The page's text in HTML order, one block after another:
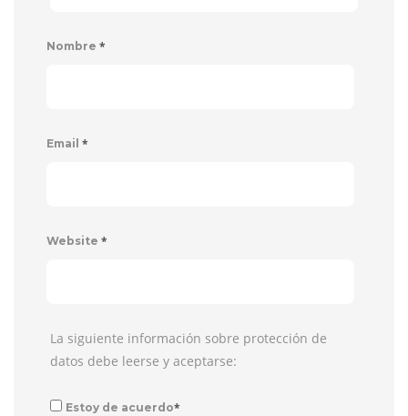
Nombre *
Email *
Website *
La siguiente información sobre protección de
datos debe leerse y aceptarse:
Estoy de acuerdo*